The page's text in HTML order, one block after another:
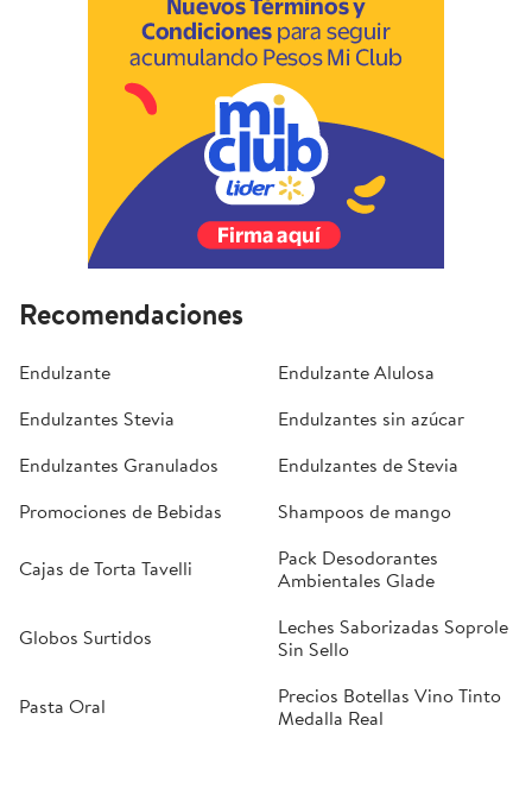
Recomendaciones
Endulzante
Endulzante Alulosa
Endulzantes Stevia
Endulzantes sin azúcar
Endulzantes Granulados
Endulzantes de Stevia
Promociones de Bebidas
Shampoos de mango
Cajas de Torta Tavelli
Pack Desodorantes
Ambientales Glade
Globos Surtidos
Leches Saborizadas Soprole
Sin Sello
Pasta Oral
Precios Botellas Vino Tinto
Medalla Real